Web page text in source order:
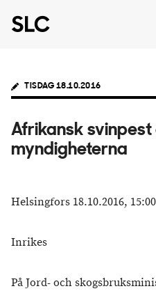
TISDAG 18.10.2016
Afrikansk svinpest
myndigheterna
Helsingfors 18.10.2016, 15:00
Inrikes
På Jord- och